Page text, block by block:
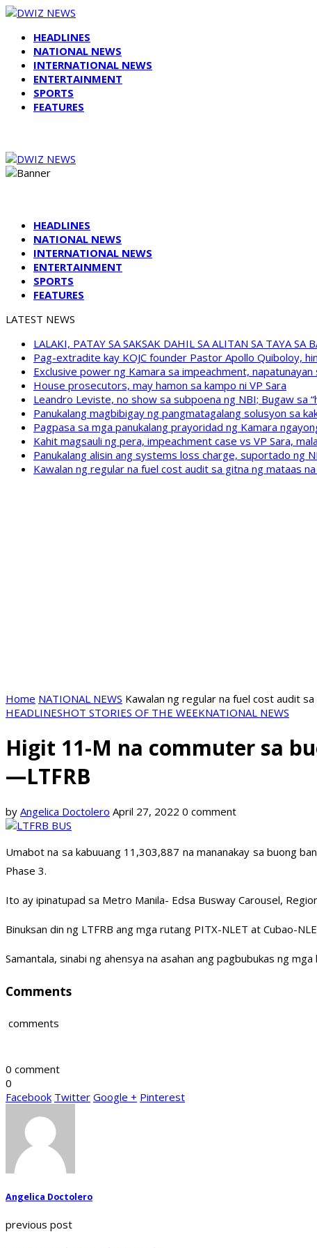
HEADLINES
NATIONAL NEWS
INTERNATIONAL NEWS
ENTERTAINMENT
SPORTS
FEATURES
HEADLINES
NATIONAL NEWS
INTERNATIONAL NEWS
ENTERTAINMENT
SPORTS
FEATURES
LATEST NEWS
LALAKI, PATAY SA SAKSAK DAHIL SA ALITAN SA TAYA SA
Pag-extradite kay KOJC founder Pastor Apollo Quiboloy,
Exclusive power ng Kamara sa impeachment, napatunayan
House prosecutors, may hamon sa kampo ni VP Sara
Leandro Leviste, no show sa subpoena ng NBI; Bugaw sa
Panukalang magbibigay ng pangmatagalang solusyon sa
Pagpasa sa mga panukalang prayoridad ng Kamara
Kahit magsauli ng pera, impeachment case vs VP Sara,
Panukalang alisin ang systems loss charge, suportado ng
Kawalan ng regular na fuel cost audit sa gitna ng mataas
Home NATIONAL NEWS Kawalan ng regular na fuel cost audit
HEADLINESHOT STORIES OF THE WEEKNATIONAL NEWS
Higit 11-M na commuter sa
—LTFRB
by Angelica Doctolero April 27, 2022 0 comment
Umabot na sa kabuuang 11,303,887 na mananakay sa buong
Phase 3.
Ito ay ipinatupad sa Metro Manila- Edsa Busway Carousel,
Binuksan din ng LTFRB ang mga rutang PITX-NLET at Cubao-
Samantala, sinabi ng ahensya na asahan ang pagbubukas ng
Comments
comments
0 comment
0
Facebook Twitter Google + Pinterest
Angelica Doctolero
previous post